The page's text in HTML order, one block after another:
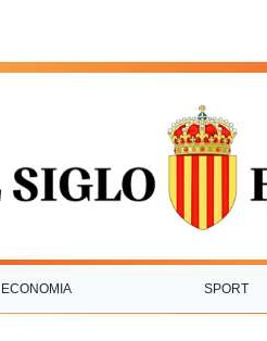
ECONOMIA SPORT